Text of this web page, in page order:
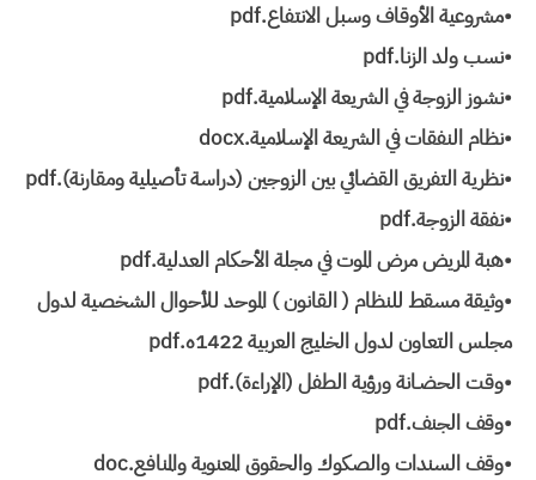
•مشروعية الأوقاف وسبل الانتفاع.pdf
•نسب ولد الزنا.pdf
•نشوز الزوجة في الشريعة الإسلامية.pdf
•نظام النفقات في الشريعة الإسلامية.docx
•نظرية التفريق القضائي بين الزوجين (دراسة تأصيلية ومقارنة).pdf
•نفقة الزوجة.pdf
•هبة المريض مرض الموت في مجلة الأحكام العدلية.pdf
•وثيقة مسقط للنظام ( القانون ) الموحد للأحوال الشخصية لدول
مجلس التعاون لدول الخليج العربية 1422ه.pdf
•وقت الحضـانة ورؤية الطفل (الإراءة).pdf
•وقف الجنف.pdf
•وقف السندات والصكوك والحقوق المعنوية والمنافع.doc